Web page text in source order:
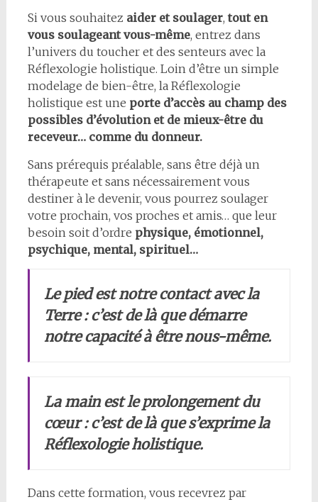
Si vous souhaitez aider et soulager,tout en
vous soulageant vous-même, entrez dans
l’univers du toucher et des senteurs avec la
Réflexologie holistique. Loin d’être un simple
modelage de bien-être, la Réflexologie
holistique est une porte d’accès au champ des
possibles d’évolution et de mieux-être du
receveur… comme du donneur.
Sans prérequis préalable, sans être déjà un
thérapeute et sans nécessairement vous
destiner à le devenir, vous pourrez soulager
votre prochain, vos proches et amis… que leur
besoin soit d’ordre physique, émotionnel,
psychique, mental, spirituel…
Le pied est notre contact avec la
Terre : c’est de là que démarre
notre capacité à être nous-même.
La main est le prolongement du
cœur : c’est de là que s’exprime la
Réflexologie holistique.
Dans cette formation, vous recevrez par